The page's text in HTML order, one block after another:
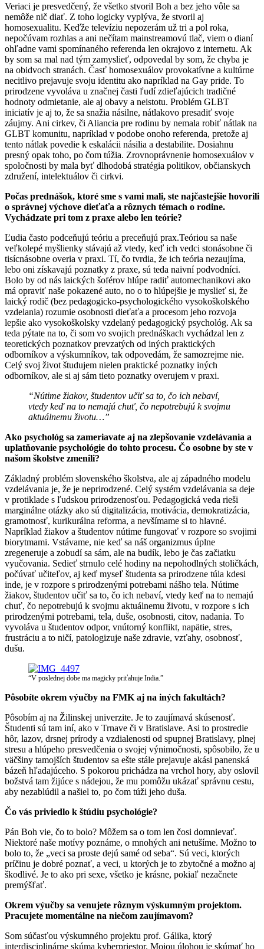
Veriaci je presvedčený, že všetko stvoril Boh a bez jeho vôle sa
nemôže nič diať. Z toho logicky vyplýva, že stvoril aj
homosexualitu. Keďže televíziu nepozerám už tri a pol roka,
nepočúvam rozhlas a ani nečítam mainstreamovú tlač, viem o dianí
ohľadne vami spomínaného referenda len okrajovo z internetu. Ak
by som sa mal nad tým zamyslieť, odpovedal by som, že chyba je
na obidvoch stranách. Časť homosexuálov provokatívne a kultúrne
necitlivo prejavuje svoju identitu ako napríklad na Gay pride. To
prirodzene vyvoláva u značnej časti ľudí zdieľajúcich tradičné
hodnoty odmietanie, ale aj obavy a neistotu. Problém GLBT
iniciatív je aj to, že sa snažia násilne, nátlakovo presadiť svoje
záujmy. Ani cirkev, či Aliancia pre rodinu by nemala robiť nátlak na
GLBT komunitu, napríklad v podobe onoho referenda, pretože aj
tento nátlak povedie k eskalácii násilia a destabilite. Dosiahnu
presný opak toho, po čom túžia. Zrovnoprávnenie homosexuálov v
spoločnosti by mala byť dlhodobá stratégia politikov, občianskych
združení, intelektuálov či cirkvi.
Počas prednášok, ktoré sme s vami mali, ste najčastejšie hovorili
o správnej výchove dieťaťa a rôznych témach o rodine.
Vychádzate pri tom z praxe alebo len teórie?
Ľudia často podceňujú teóriu a preceňujú prax.Teóriou sa naše
veľkolepé myšlienky stávajú až vtedy, keď ich vedci stonásobne či
tisícnásobne overia v praxi. Tí, čo tvrdia, že ich teória nezaujíma,
lebo oni získavajú poznatky z praxe, sú teda naivní podvodníci.
Bolo by od nás laických šoférov hlúpe radiť automechanikovi ako
má opraviť naše pokazené auto, no o to hlúpejšie je myslieť si, že
laický rodič (bez pedagogicko-psychologického vysokoškolského
vzdelania) rozumie osobnosti dieťaťa a procesom jeho rozvoja
lepšie ako vysokoškolsky vzdelaný pedagogický psychológ. Ak sa
teda pýtate na to, či som vo svojich prednáškach vychádzal len z
teoretických poznatkov prevzatých od iných praktických
odborníkov a výskumníkov, tak odpovedám, že samozrejme nie.
Celý svoj život študujem nielen praktické poznatky iných
odborníkov, ale si aj sám tieto poznatky overujem v praxi.
“Nútime žiakov, študentov učiť sa to, čo ich nebaví,
vtedy keď na to nemajú chuť, čo nepotrebujú k svojmu
aktuálnemu životu…”
Ako psychológ sa zameriavate aj na zlepšovanie vzdelávania a
uplatňovanie psychológie do tohto procesu. Čo osobne by ste v
našom školstve zmenili?
Základný problém slovenského školstva, ale aj západného modelu
vzdelávania je, že je neprirodzené. Celý systém vzdelávania sa deje
v protiklade s ľudskou prirodzenosťou. Pedagogická veda rieši
marginálne otázky ako sú digitalizácia, motivácia, demokratizácia,
gramotnosť, kurikurálna reforma, a nevšímame si to hlavné.
Napríklad žiakov a študentov nútime fungovať v rozpore so svojimi
biorytmami. Vstávame, nie keď sa náš organizmus úplne
zregeneruje a zobudí sa sám, ale na budík, lebo je čas začiatku
vyučovania. Sedieť strnulo celé hodiny na nepohodlných stoličkách,
počúvať učiteľov, aj keď myseľ študenta sa prirodzene túla kdesi
inde, je v rozpore s prirodzenými potrebami nášho tela. Nútime
žiakov, študentov učiť sa to, čo ich nebaví, vtedy keď na to nemajú
chuť, čo nepotrebujú k svojmu aktuálnemu životu, v rozpore s ich
prirodzenými potrebami, tela, duše, osobnosti, citov, nadania. To
vyvoláva u študentov odpor, vnútorný konflikt, napätie, stres,
frustráciu a to ničí, patologizuje naše zdravie, vzťahy, osobnosť,
dušu.
“V poslednej dobe ma magicky priťahuje India.”
Pôsobíte okrem výučby na FMK aj na iných fakultách?
Pôsobím aj na Žilinskej univerzite. Je to zaujímavá skúsenosť.
Študenti sú tam iní, ako v Trnave či v Bratislave. Asi to prostredie
hôr, lazov, drsnej prírody a vzdialenosti od spupnej Bratislavy, plnej
stresu a hlúpeho presvedčenia o svojej výnimočnosti, spôsobilo, že u
väčšiny tamojších študentov sa ešte stále prejavuje akási panenská
bázeň hľadajúceho. S pokorou prichádza na vrchol hory, aby oslovil
božstvá tam žijúce s nádejou, že mu pomôžu ukázať správnu cestu,
aby nezablúdil a našiel to, po čom túži jeho duša.
Čo vás priviedlo k štúdiu psychológie?
Pán Boh vie, čo to bolo? Môžem sa o tom len čosi domnievať.
Niektoré naše motívy poznáme, o mnohých ani netušíme. Možno to
bolo to, že „veci sa proste dejú samé od seba“. Sú veci, ktorých
príčinu je dobré poznať, a veci, u ktorých je to zbytočné a možno aj
škodlivé. Je to ako pri sexe, všetko je krásne, pokiaľ nezačnete
premýšľať.
Okrem výučby sa venujete rôznym výskumným projektom.
Pracujete momentálne na niečom zaujímavom?
Som súčasťou výskumného projektu prof. Gálika, ktorý
interdisciplinárne skúma kyberpriestor. Mojou úlohou je skúmať ho